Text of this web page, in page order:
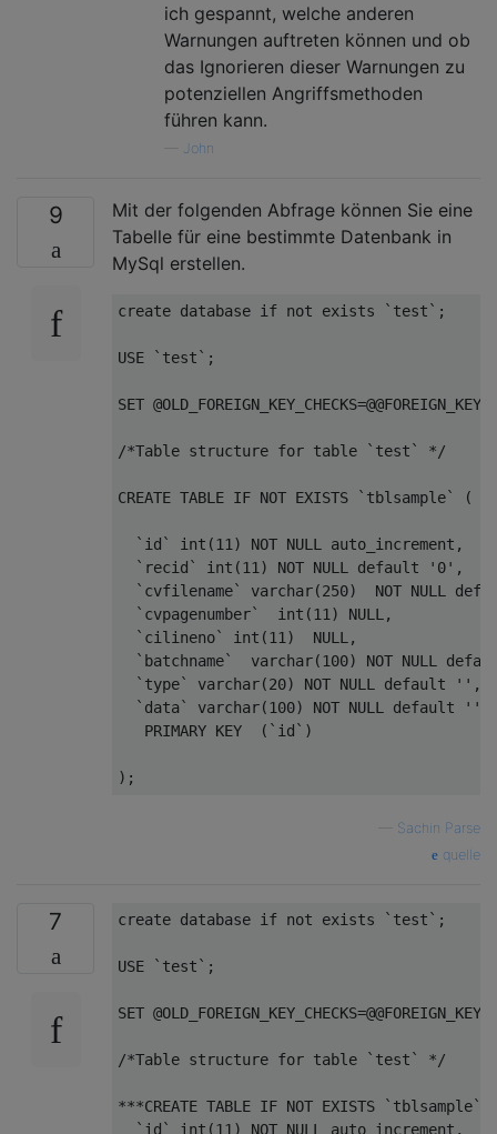
ich gespannt, welche anderen
Warnungen auftreten können und ob
das Ignorieren dieser Warnungen zu
potenziellen Angriffsmethoden
führen kann.
John
9
Mit der folgenden Abfrage können Sie eine
Tabelle für eine bestimmte Datenbank in
MySql erstellen.
create database if not exists `test` ;
USE `test` ;
SET
/*Table structure for table `test` */
CREATE TABLE IF NOT EXISTS `tblsample` (
`id` int (11 ) NOT NULL
auto_increment,
`recid`
int (11 ) NOT NULL default '0'
`cvfilename`
varchar(250) NOT NULL
`cvpagenumber`
int (11 ) NULL ,
`cilineno`
int (11 ) NULL ,
`batchname`
varchar(100) NOT NULL
`type`
varchar(20) NOT NULL default ''
`data`
varchar(100) NOT NULL default ''
   PRIMARY
KEY
  (
`id` )
Sachin Parse
quelle
7 create database if not exists `test` ;
USE `test` ;
SET
/*Table structure for table `test` */
***CREATE TABLE IF NOT EXISTS `tblsample`
`id`
int (11 ) NOT NULL auto_increment,